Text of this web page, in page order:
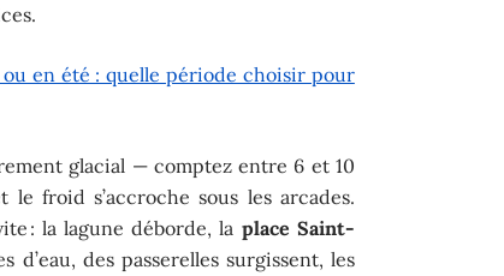
en été : quelle période choisir pour
glacial — comptez entre 6 et 10
froid s’accroche sous les arcades.
: la lagune déborde, la place Saint-
d’eau, des passerelles surgissent, les